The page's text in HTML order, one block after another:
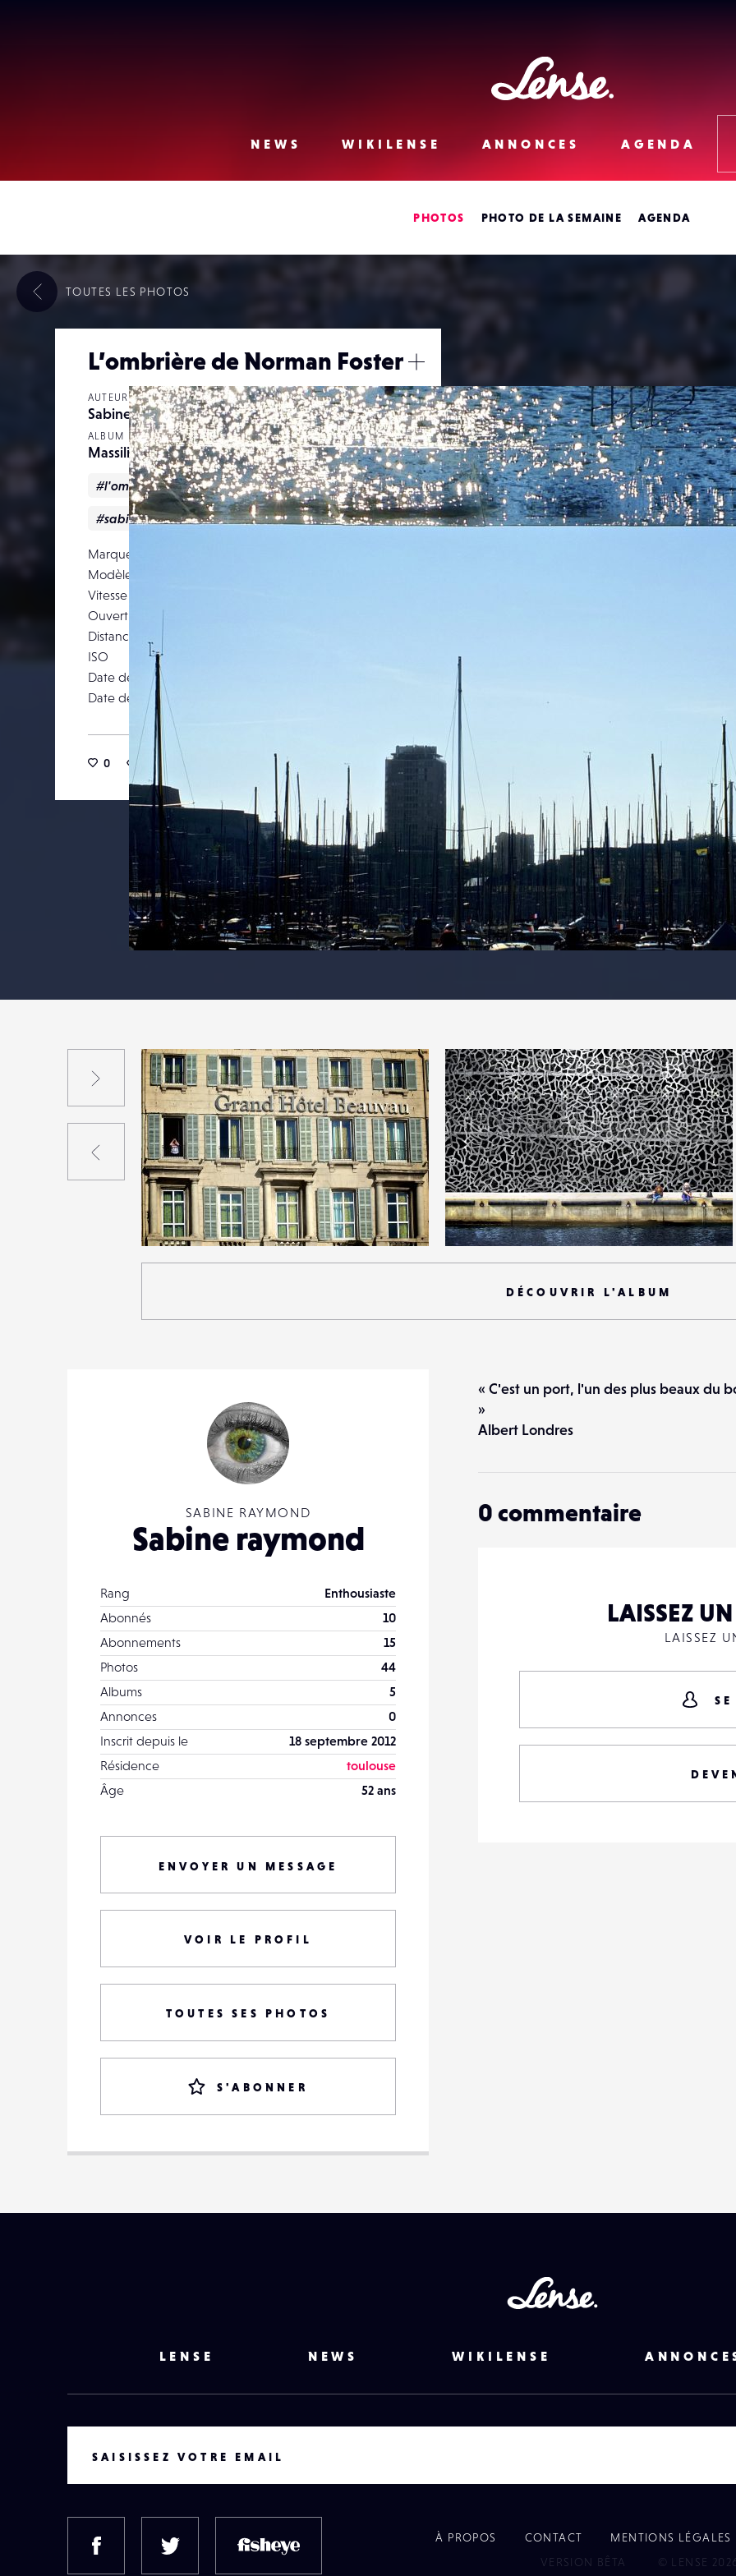
Lense
NEWS
WIKILENSE ANNONCES AGENDA
PHOTOS PHOTO DE LA SEMAINE AGENDA
L’ombrière de Norman Foster
AUTEUR
Sabine ray
ALBUM
Massilia
#l'ombrière #Marseille #normanfoster
#sabineraymond #vieuxport
Marque
Modèle
Vitesse d’obturation
Ouverture
Distance focale
ISO
Date de prise de vue
Date de publication
0 35
/
Fermer
TOUTES LES PHOTOS
2
23
1
20
Suivant
Précédent
DÉCOUVRIR L'ALBUM
SABINE RAYMOND
Sabine raymond
Rang
Enthousiaste
Abonnés
10
Abonnements
15
Photos
44
Albums
5
Annonces
0
Inscrit depuis le
18 septembre 2012
Résidence
toulouse
Âge
52 ans
ENVOYER UN MESSAGE
VOIR LE PROFIL
TOUTES SES PHOTOS
S'ABONNER
« C'est un port, l'un des plus beaux du
»
Albert Londres
0 commentaire
LAISSEZ
LAISSEZ
LENSE NEWS WIKILENSE
SAISISSEZ VOTRE EMAIL
FACEBOOK TWITTER
À PROPOS CONTACT
MENTIONS LÉGALES
VERSION BÊTA
© LENSE